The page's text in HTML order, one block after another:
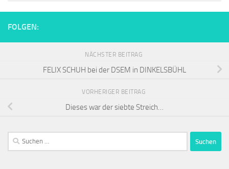
FOLGEN:
NÄCHSTER BEITRAG
FELIX SCHUH bei der DSEM in DINKELSBÜHL
VORHERIGER BEITRAG
Dieses war der siebte Streich…
Suchen
nach: